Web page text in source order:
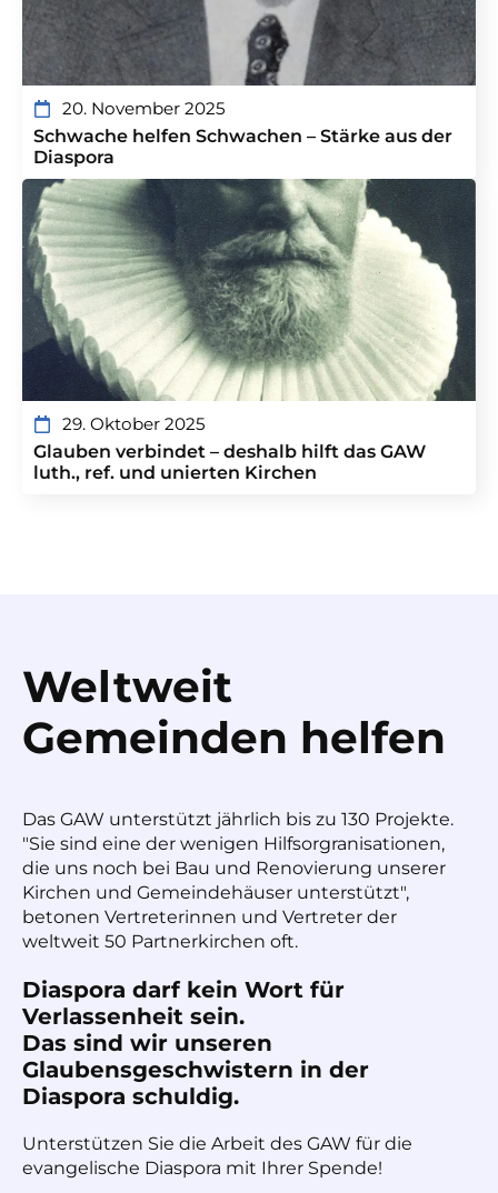
20. November 2025
Schwache helfen Schwachen – Stärke aus der
Diaspora
29. Oktober 2025
Glauben verbindet – deshalb hilft das GAW
luth., ref. und unierten Kirchen
Weltweit
Gemeinden helfen
Das GAW unterstützt jährlich bis zu 130 Projekte.
"Sie sind eine der wenigen Hilfsorgranisationen,
die uns noch bei Bau und Renovierung unserer
Kirchen und Gemeindehäuser unterstützt",
betonen Vertreterinnen und Vertreter der
weltweit 50 Partnerkirchen oft.
Diaspora darf kein Wort für
Verlassenheit sein.
Das sind wir unseren
Glaubensgeschwistern in der
Diaspora schuldig.
Unterstützen Sie die Arbeit des GAW für die
evangelische Diaspora mit Ihrer Spende!